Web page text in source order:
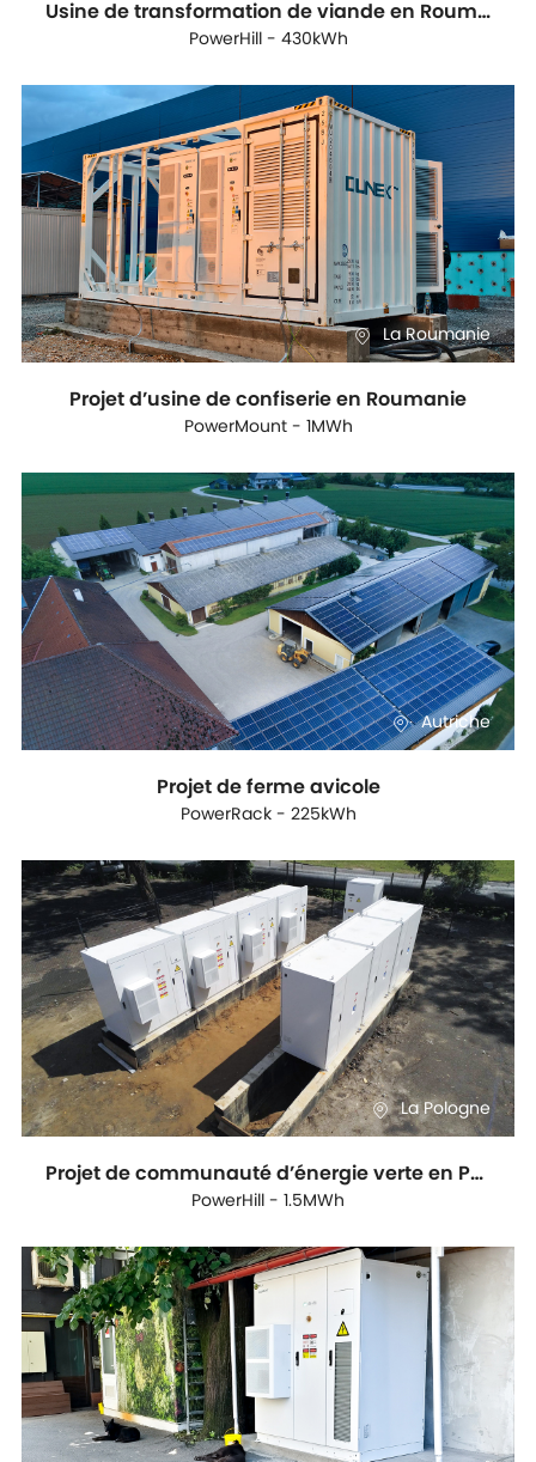
Usine de transformation de viande en Roumanie
PowerHill - 430kWh
La Roumanie
Projet d’usine de confiserie en Roumanie
PowerMount - 1MWh
Autriche
Projet de ferme avicole
PowerRack - 225kWh
La Pologne
Projet de communauté d’énergie verte en Pologne
PowerHill - 1.5MWh